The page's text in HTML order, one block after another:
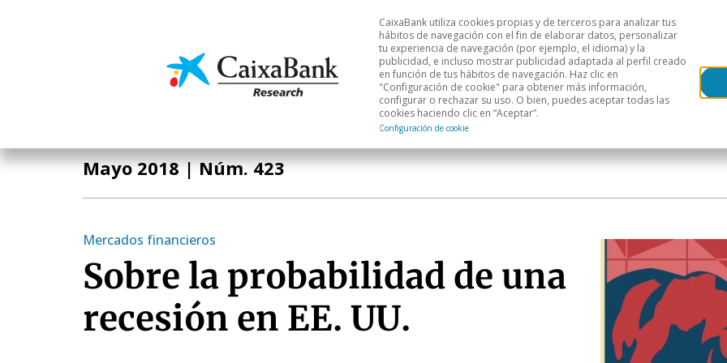
Economía y mercados Análisis sectorial Áreas geográficas
CaixaBank utiliza cookies propias y de terceros para analizar tus
hábitos de navegación con el fin de elaborar datos, personalizar
tu experiencia de navegación (por ejemplo, el idioma) y la
publicidad, e incluso mostrar publicidad adaptada al perfil creado
en función de tus hábitos de navegación. Haz clic en
"Configuración de cookie" para obtener más información,
configurar o rechazar su uso. O bien, puedes aceptar todas las
cookies haciendo clic en “Aceptar”.
Configuración de cookie
Mayo 2018| Núm. 423
Mercados financieros
Sobre la probabilidad de una
recesión en EE. UU.